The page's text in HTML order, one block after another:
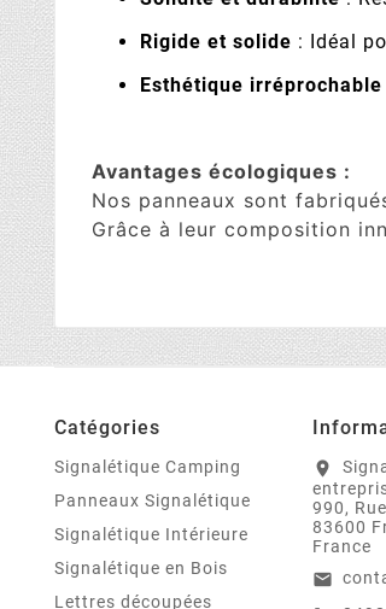
Rigide et solide : Idéal
Esthétique irréprochable
Avantages écologiques :
Nos panneaux sont
Grâce à leur composition
Catégories
Signalétique Camping
Panneaux Signalétique
Signalétique Intérieure
Signalétique en Bois
Lettres découpées
location_on
990,
83600
France
email